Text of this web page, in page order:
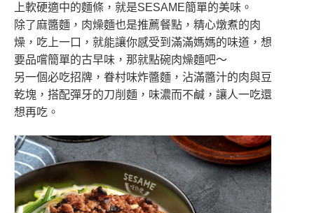
上軟硬適中的麵條，就是SESAME簡單的美味。
除了麻醬麵，肉燥麵也是推薦餐點，精心燉煮的肉
燥，吃上一口，就能讓你感受到滿滿媽媽的味道，想
要品嚐簡單的古早味，那就點碗肉燥麵吧～
另一個必吃招牌，眷村味炸醬麵，沾滿醬汁的肉與豆
乾塊，搭配彈牙的刀削麵，味濃而不鹹，讓人一吃還
想再吃。